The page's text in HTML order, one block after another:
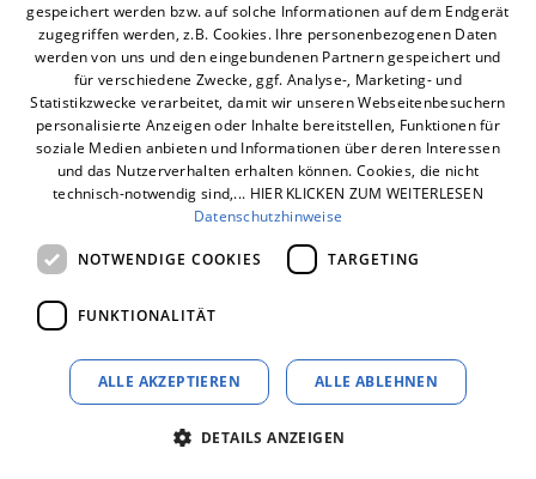
Unsere Bereiche
Unternehmen
Geschäftsbereiche
Karriere
Kontakt
gespeichert werden bzw. auf solche Informationen auf dem Endgerät
zugegriffen werden, z.B. Cookies. Ihre personenbezogenen Daten
werden von uns und den eingebundenen Partnern gespeichert und
für verschiedene Zwecke, ggf. Analyse-, Marketing- und
Statistikzwecke verarbeitet, damit wir unseren Webseitenbesuchern
personalisierte Anzeigen oder Inhalte bereitstellen, Funktionen für
soziale Medien anbieten und Informationen über deren Interessen
und das Nutzerverhalten erhalten können. Cookies, die nicht
technisch-notwendig sind,... HIER KLICKEN ZUM WEITERLESEN
Datenschutzhinweise
NOTWENDIGE COOKIES TARGETING
FUNKTIONALITÄT
ALLE AKZEPTIEREN ALLE ABLEHNEN
DETAILS ANZEIGEN